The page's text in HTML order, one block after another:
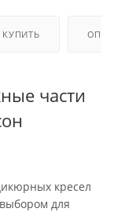
КУПИТЬ
части
кресел
для